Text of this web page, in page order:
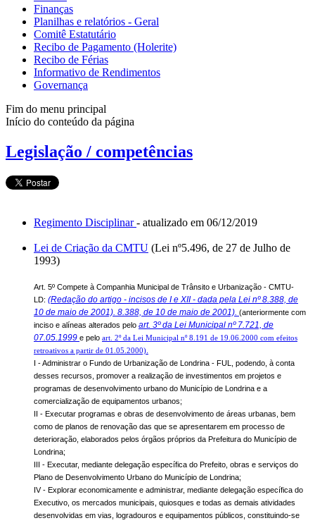
Finanças
Planilhas e relatórios - Geral
Comitê Estatutário
Recibo de Pagamento (Holerite)
Recibo de Férias
Informativo de Rendimentos
Governança
Fim do menu principal
Início do conteúdo da página
Legislação / competências
Regimento Disciplinar- atualizado em 06/12/2019
Lei de Criação da CMTU (Lei nº5.496, de 27 de Julho de
1993)
Art. 5º Compete à Companhia Municipal de Trânsito e Urbanização - CMTU-
LD: (Redação do artigo - incisos de I e XII - dada pela Lei nº 8.388, de
10 de maio de 2001). 8.388, de 10 de maio de 2001). (anteriormente com
inciso e alíneas alterados pelo art. 3º da Lei Municipal nº 7.721, de
07.05.1999 e pelo art. 2º da Lei Municipal nº 8.191 de 19.06.2000 com efeitos
retroativos a partir de 01.05.2000)
I - Administrar o Fundo de Urbanização de Londrina - FUL, podendo, à conta
desses recursos, promover a realização de investimentos em projetos e
programas de desenvolvimento urbano do Município de Londrina e a
comercialização de equipamentos urbanos;
II - Executar programas e obras de desenvolvimento de áreas urbanas, bem
como de planos de renovação das que se apresentarem em processo de
deterioração, elaborados pelos órgãos próprios da Prefeitura do Município de
Londrina;
III - Executar, mediante delegação específica do Prefeito, obras e serviços do
Plano de Desenvolvimento Urbano do Município de Londrina;
IV - Explorar economicamente e administrar, mediante delegação específica do
Executivo, os mercados municipais, quiosques e todas as demais atividades
desenvolvidas em vias, logradouros e equipamentos públicos, constituindo-se